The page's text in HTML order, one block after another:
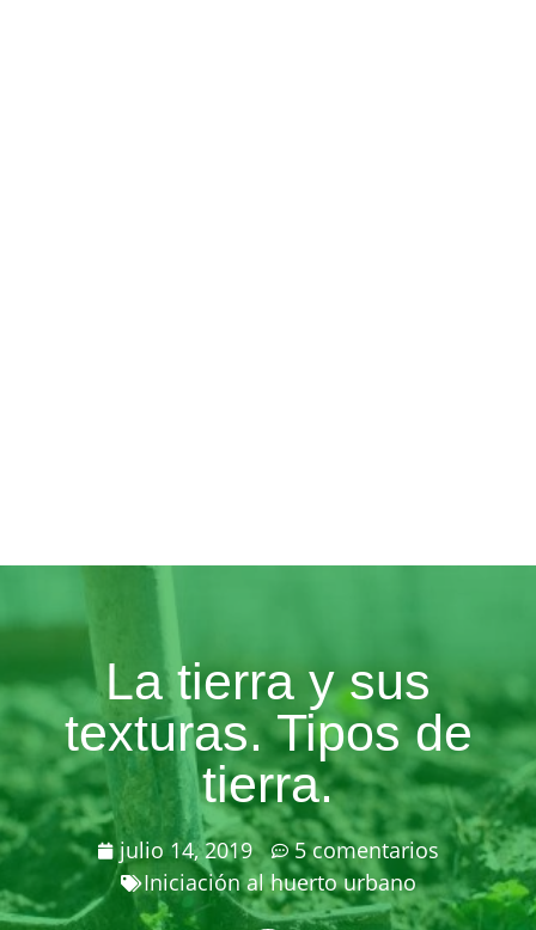
La tierra y sus
texturas. Tipos de
tierra.
julio 14, 2019
5 comentarios
Iniciación al huerto urbano